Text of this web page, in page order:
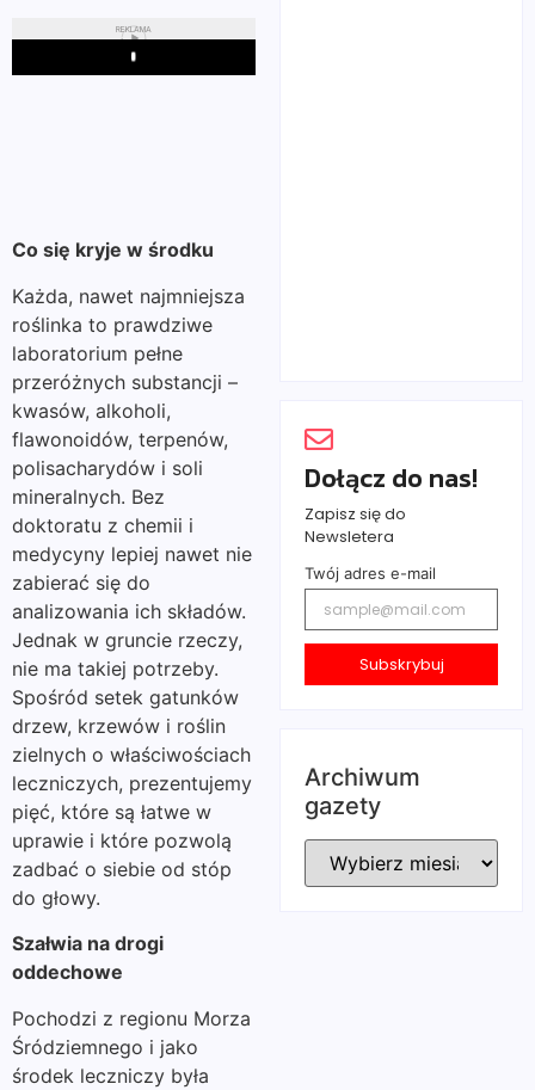
REKLAMA
Play
Co się kryje w środku
Każda, nawet najmniejsza
roślinka to prawdziwe
laboratorium pełne
przeróżnych substancji –
kwasów, alkoholi,
flawonoidów, terpenów,
polisacharydów i soli
mineralnych. Bez
doktoratu z chemii i
medycyny lepiej nawet nie
zabierać się do
analizowania ich składów.
Jednak w gruncie rzeczy,
nie ma takiej potrzeby.
Spośród setek gatunków
drzew, krzewów i roślin
zielnych o właściwościach
leczniczych, prezentujemy
pięć, które są łatwe w
uprawie i które pozwolą
zadbać o siebie od stóp
do głowy.
Szałwia na drogi
oddechowe
Pochodzi z regionu Morza
Śródziemnego i jako
środek leczniczy była
Dołącz do nas!
Zapisz się do
Newsletera
Twój adres e-mail
Subskrybuj
Archiwum
gazety